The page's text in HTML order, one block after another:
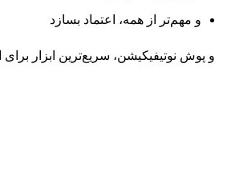
و مهم‌تر از همه، اعتماد بسازد
و پوش نوتیفیکیشن، سریع‌ترین ابزار